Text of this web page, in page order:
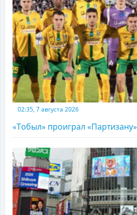
02:35, 7 августа 2026
«Тобыл» проиграл «Партизану»